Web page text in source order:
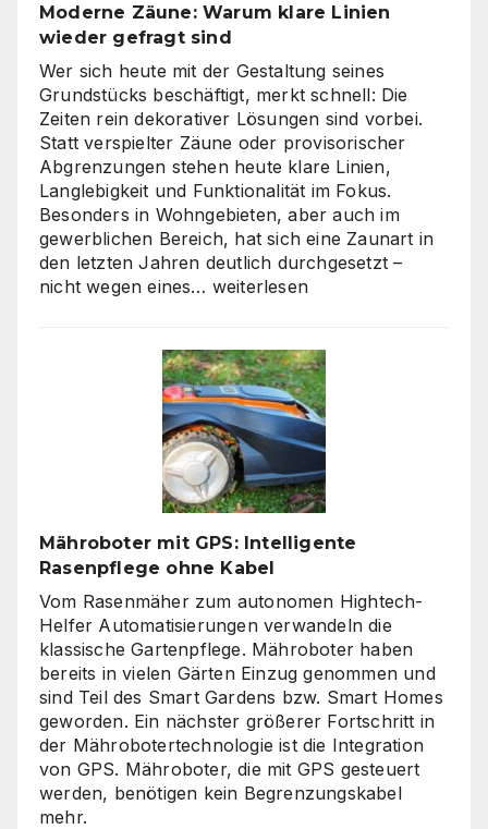
Weg
zu
skalierbarem
Video-
Content
Moderne Zäune: Warum klare Linien
wieder gefragt sind
Wer sich heute mit der Gestaltung seines
Grundstücks beschäftigt, merkt schnell: Die
Zeiten rein dekorativer Lösungen sind vorbei.
Statt verspielter Zäune oder provisorischer
Abgrenzungen stehen heute klare Linien,
Langlebigkeit und Funktionalität im Fokus.
Besonders in Wohngebieten, aber auch im
gewerblichen Bereich, hat sich eine Zaunart in
den letzten Jahren deutlich durchgesetzt –
nicht wegen eines… Moderne
klare
Linien
wieder
gefragt
sind
weiterlesen
Mähroboter mit GPS: Intelligente
Rasenpflege ohne Kabel
Vom Rasenmäher zum autonomen Hightech-
Helfer Automatisierungen verwandeln die
klassische Gartenpflege. Mähroboter haben
bereits in vielen Gärten Einzug genommen und
sind Teil des Smart Gardens bzw. Smart Homes
geworden. Ein nächster größerer Fortschritt in
der Mährobotertechnologie ist die Integration
von GPS. Mähroboter, die mit GPS gesteuert
werden, benötigen kein Begrenzungskabel
mehr.